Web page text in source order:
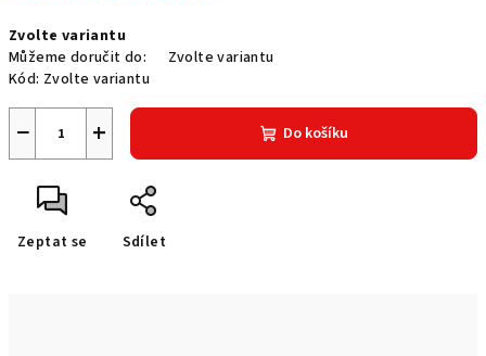
cena:
Zvolte variantu
Můžeme doručit do:
Zvolte variantu
Kód: Zvolte variantu
+
− Do košíku
Zeptat se Sdílet